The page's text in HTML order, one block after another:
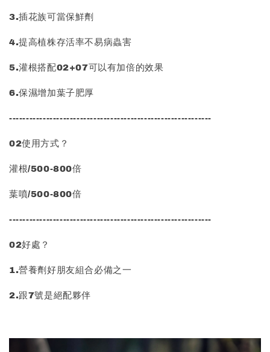
3.插花族可當保鮮劑
4.提高植株存活率不易病蟲害
5.灌根搭配02+07可以有加倍的效果
6.保濕增加葉子肥厚
------------------------------------------------------------
02使用方式？
灌根/500-800倍
葉噴/500-800倍
------------------------------------------------------------
02好處？
1.營養劑好朋友組合必備之一
2.跟7號是絕配夥伴